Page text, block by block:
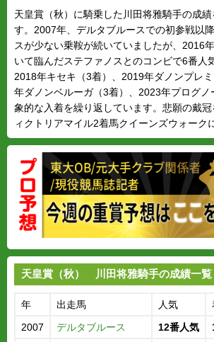
天皇賞（秋）に騎乗した川田将雅騎手の成
す。2007年、デルタブルースでの初参戦以
スが少ない乗鞍が続いていましたが、2016
いて臨んだステファノスとのコンビで6番人
2018年キセキ（3着）、2019年ダノンプレ
年ダノンベルーガ（3着）、2023年プログノ
象的な入着を繰り返しています。悲願の戴
ィクトリアマイル2着馬クイーンズウォーク
天皇賞（秋） 川田将雅騎手の成績一覧
年 出走馬 人気
2007
デルタブルース 12番人気